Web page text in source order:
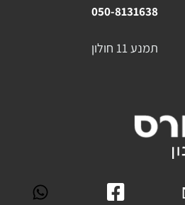
050-8131638
תמנע 11 חולון